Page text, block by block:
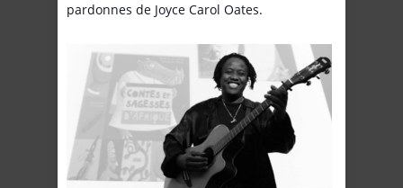
pardonnes de Joyce Carol Oates.